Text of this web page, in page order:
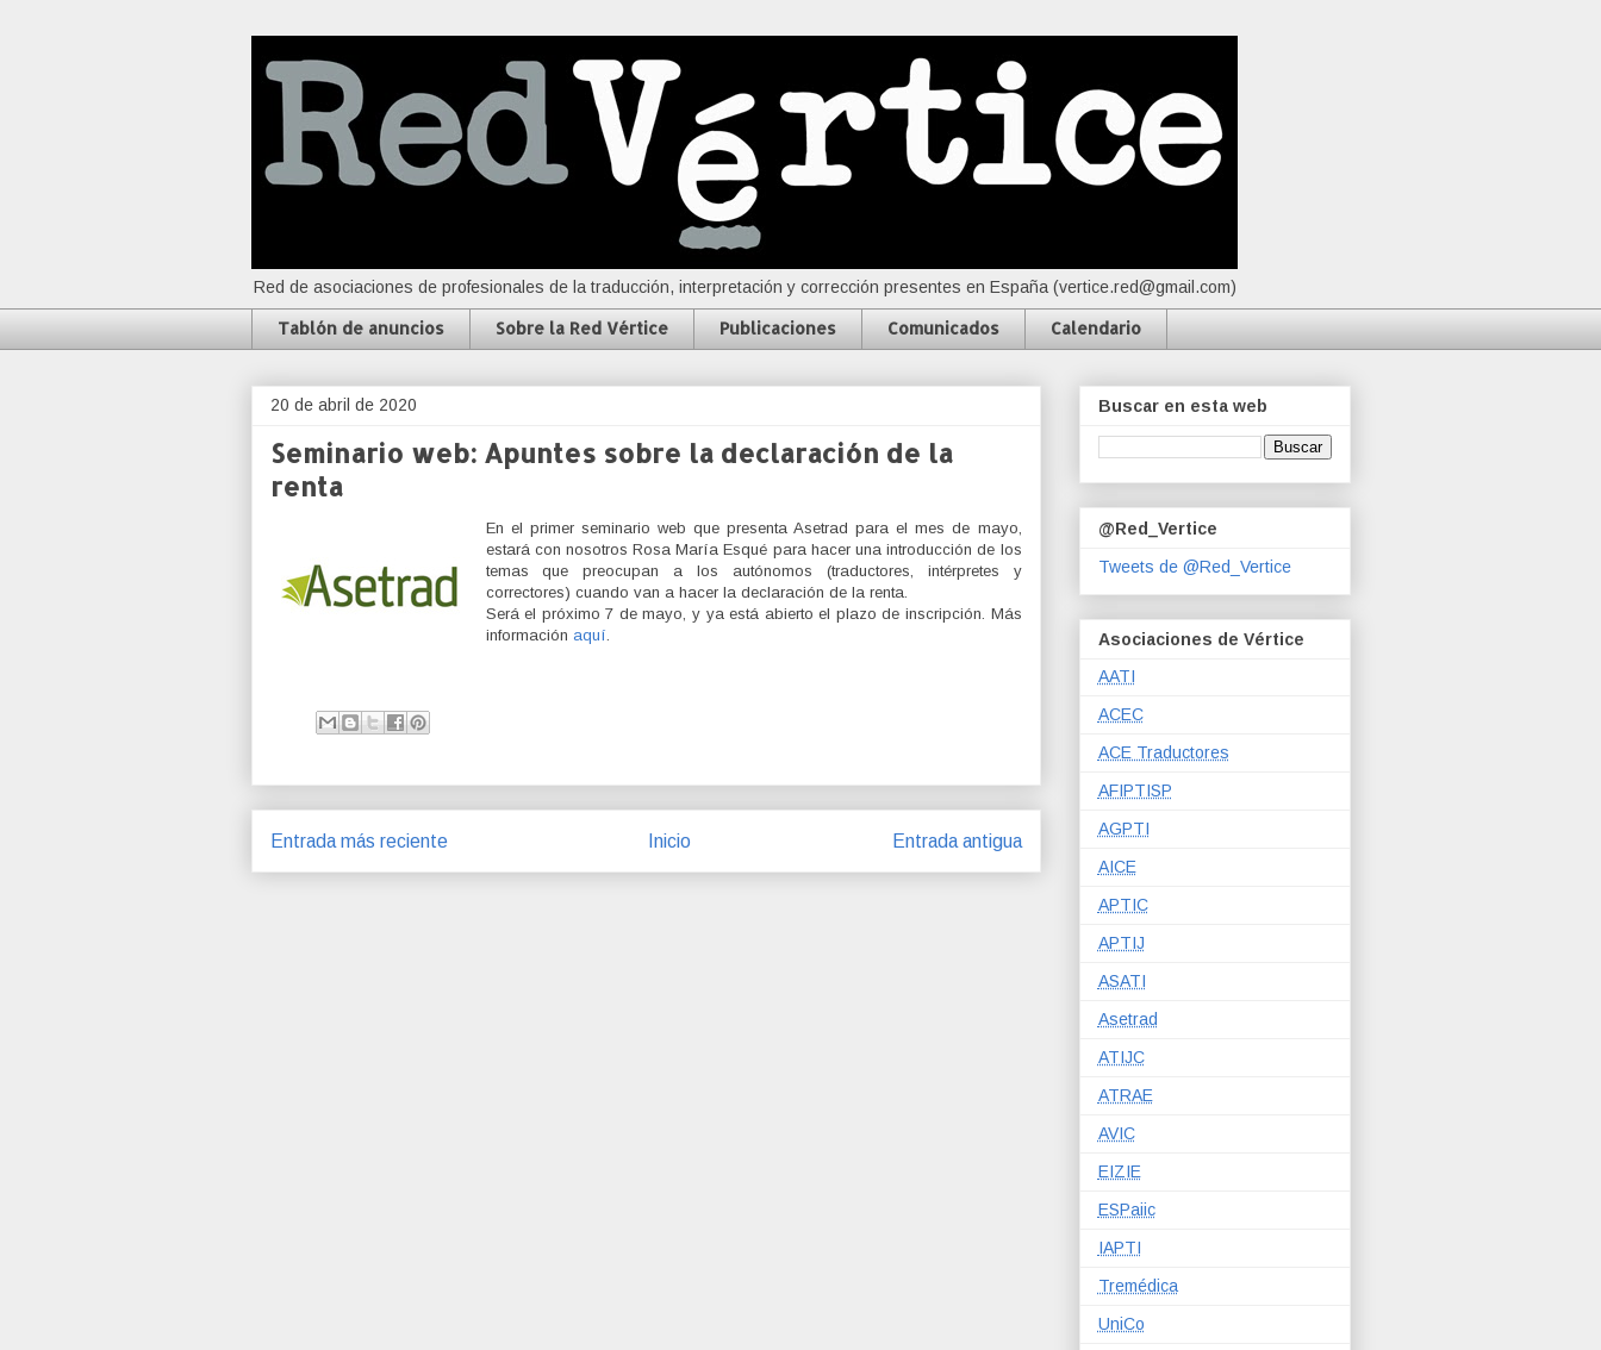
Red de asociaciones de profesionales de la traducción, interpretación y corrección presentes en España (vertice.red@gmail.com)
Tablón de anuncios Sobre la Red Vértice Publicaciones Comunicados Calendario
20 de abril de 2020
Seminario web: Apuntes sobre la declaración de la
renta
En el primer seminario web que presenta Asetrad para el mes de mayo,
estará con nosotros Rosa María Esqué para hacer una introducción de los
temas que preocupan a los autónomos (traductores, intérpretes y
correctores) cuando van a hacer la declaración de la renta.
Será el próximo 7 de mayo, y ya está abierto el plazo de inscripción. Más
información aquí
Entrada más reciente Entrada antigua
Inicio
Buscar en esta web
@Red_Vertice
Tweets de @Red_Vertice
Asociaciones de Vértice
AATI
ACEC
ACE Traductores
AFIPTISP
AGPTI
AICE
APTIC
APTIJ
ASATI
Asetrad
ATIJC
ATRAE
AVIC
EIZIE
ESPaiic
IAPTI
Tremédica
UniCo